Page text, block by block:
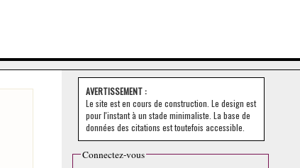
AVERTISSEMENT :
Le site est en cours de construction. Le design est
pour l'instant à un stade minimaliste. La base de
données des citations est toutefois accessible.
Connectez-vous